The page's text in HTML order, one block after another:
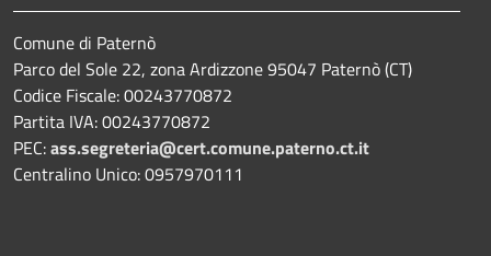
Comune di Paternò
Parco del Sole 22, zona Ardizzone 95047 Paternò (CT)
Codice Fiscale: 00243770872
Partita IVA: 00243770872
PEC:ass.segreteria@cert.comune.paterno.ct.it
Centralino Unico: 0957970111